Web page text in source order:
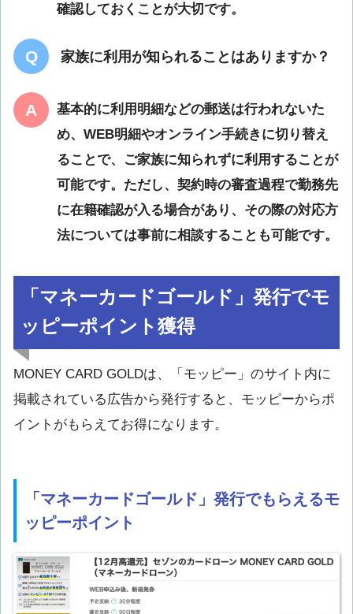
確認しておくことが大切です。
家族に利用が知られることはありますか？
基本的に利用明細などの郵送は行われないた
め、WEB明細やオンライン手続きに切り替え
ることで、ご家族に知られずに利用することが
可能です。ただし、契約時の審査過程で勤務先
に在籍確認が入る場合があり、その際の対応方
法については事前に相談することも可能です。
「マネーカードゴールド」発行でモ
ッピーポイント獲得
MONEY CARD GOLDは、「モッピー」のサイト内に
掲載されている広告から発行すると、モッピーからポ
イントがもらえてお得になります。
「マネーカードゴールド」発行でもらえるモ
ッピーポイント